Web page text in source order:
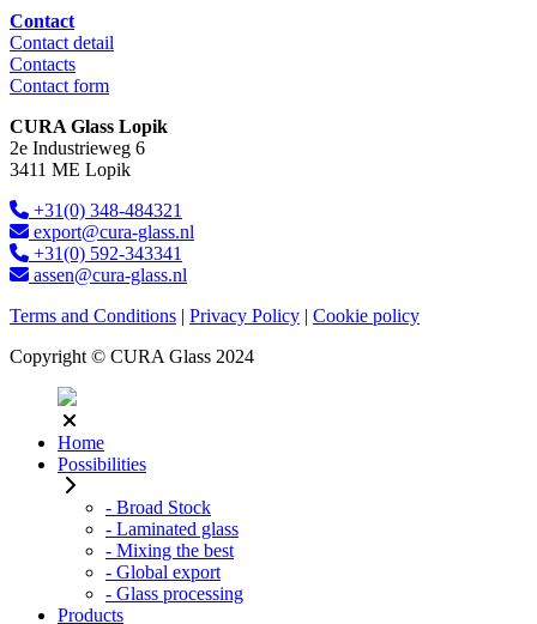
Contact
Contact detail
Contacts
Contact form
CURA Glass Lopik
2e Industrieweg 6
3411 ME Lopik
+31(0) 348-484321
export@cura-glass.nl
+31(0) 592-343341
assen@cura-glass.nl
Terms and Conditions | Privacy Policy | Cookie policy
Copyright © CURA Glass 2024
Home
Possibilities
- Broad Stock
- Laminated glass
- Mixing the best
- Global export
- Glass processing
Products